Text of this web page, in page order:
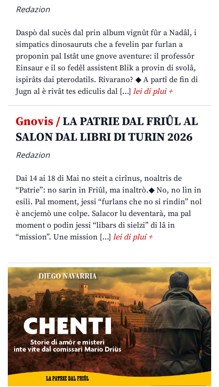
Redazion
Daspò dal sucès dal prin album vignût fûr a Nadâl, i
simpatics dinosauruts che a fevelin par furlan a
proponin pal Istât une gnove aventure: il professôr
Einsaur e il so fedêl assistent Blik a provin di svolâ,
ispirâts dai pterodatils. Rivarano? ◆ A partî de fin di
Jugn al è rivât tes ediculis dal […] lei di plui +
Gnovis /LA PATRIE DAL FRIÛL AL
SALON DAL LIBRI DI TURIN 2026
Redazion
Dai 14 ai 18 di Mai no steit a cirînus, noaltris de
“Patrie”: no sarin in Friûl, ma inaltrò.◆ No, no lìn in
esili. Pal moment, jessi “furlans che no si rindin” nol
è ancjemò une colpe. Salacor lu deventarà, ma pal
moment o podin jessi “libars di sielzi” di lâ in
“mission”. Une mission […] lei di plui +